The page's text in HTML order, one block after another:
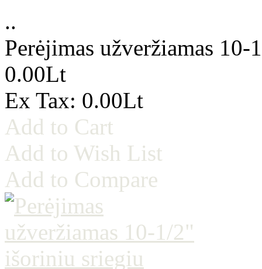
..
Perėjimas užveržiamas
0.00Lt
Ex Tax: 0.00Lt
Add to Cart
Add to Wish List
Add to Compare